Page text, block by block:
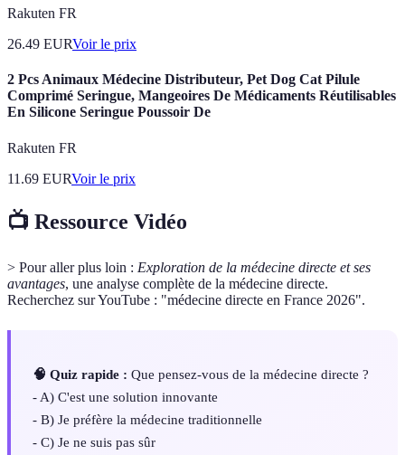
Rakuten FR
26.49 EURVoir le prix
2 Pcs Animaux Médecine Distributeur, Pet Dog Cat Pilule
Comprimé Seringue, Mangeoires De Médicaments Réutilisables
En Silicone Seringue Poussoir De
Rakuten FR
11.69 EURVoir le prix
📺 Ressource Vidéo
> Pour aller plus loin : Exploration de la médecine directe et ses
avantages, une analyse complète de la médecine directe.
Recherchez sur YouTube : "médecine directe en France 2026".
🧠 Quiz rapide : Que pensez-vous de la médecine directe ?
- A) C'est une solution innovante
- B) Je préfère la médecine traditionnelle
- C) Je ne suis pas sûr